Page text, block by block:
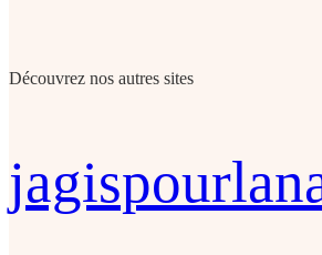
Découvrez nos autres sites